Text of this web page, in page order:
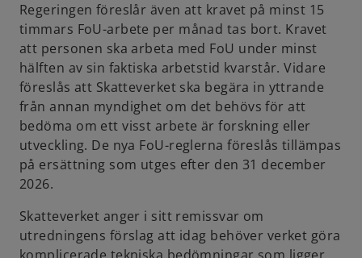
Regeringen föreslår även att kravet på minst 15
timmars FoU-arbete per månad tas bort. Kravet
att personen ska arbeta med FoU under minst
hälften av sin faktiska arbetstid kvarstår. Vidare
föreslås att Skatteverket ska begära in yttrande
från annan myndighet om det behövs för att
bedöma om ett visst arbete är forskning eller
utveckling. De nya FoU-reglerna föreslås tillämpas
på ersättning som utges efter den 31 december
2026.
Skatteverket anger i sitt remissvar om
utredningens förslag att idag behöver verket göra